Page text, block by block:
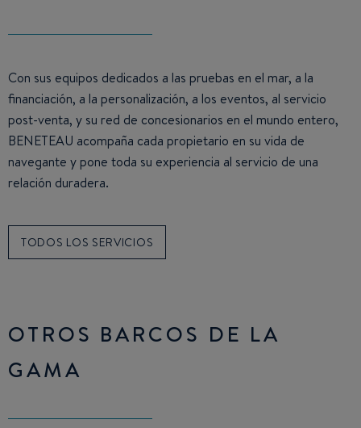
Con sus equipos dedicados a las pruebas en el mar, a la
financiación, a la personalización, a los eventos, al servicio
post-venta, y su red de concesionarios en el mundo entero,
BENETEAU acompaña cada propietario en su vida de
navegante y pone toda su experiencia al servicio de una
relación duradera.
TODOS LOS SERVICIOS
OTROS BARCOS DE LA
GAMA